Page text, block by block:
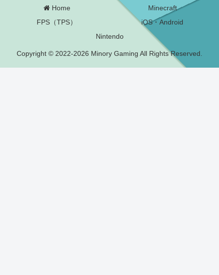
Home
Minecraft
FPS（TPS）
iOS・Android
Nintendo
Copyright © 2022-2026 Minory Gaming All Rights Reserved.